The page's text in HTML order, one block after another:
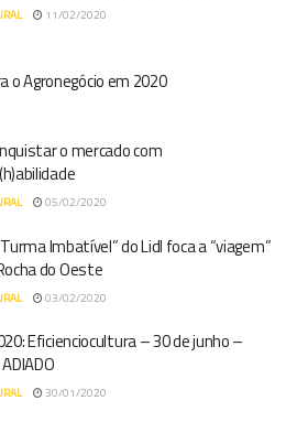
11/02/2020
o Agronegócio em 2020
o mercado com
05/02/2020
Imbatível” do Lidl foca a “viagem”
do Oeste
03/02/2020
Eficienciocultura – 30 de junho –
30/01/2020